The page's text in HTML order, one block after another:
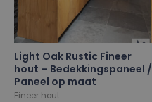
Light Oak Rustic Fineer
hout – Bedekkingspaneel /
Paneel op maat
Fineer hout